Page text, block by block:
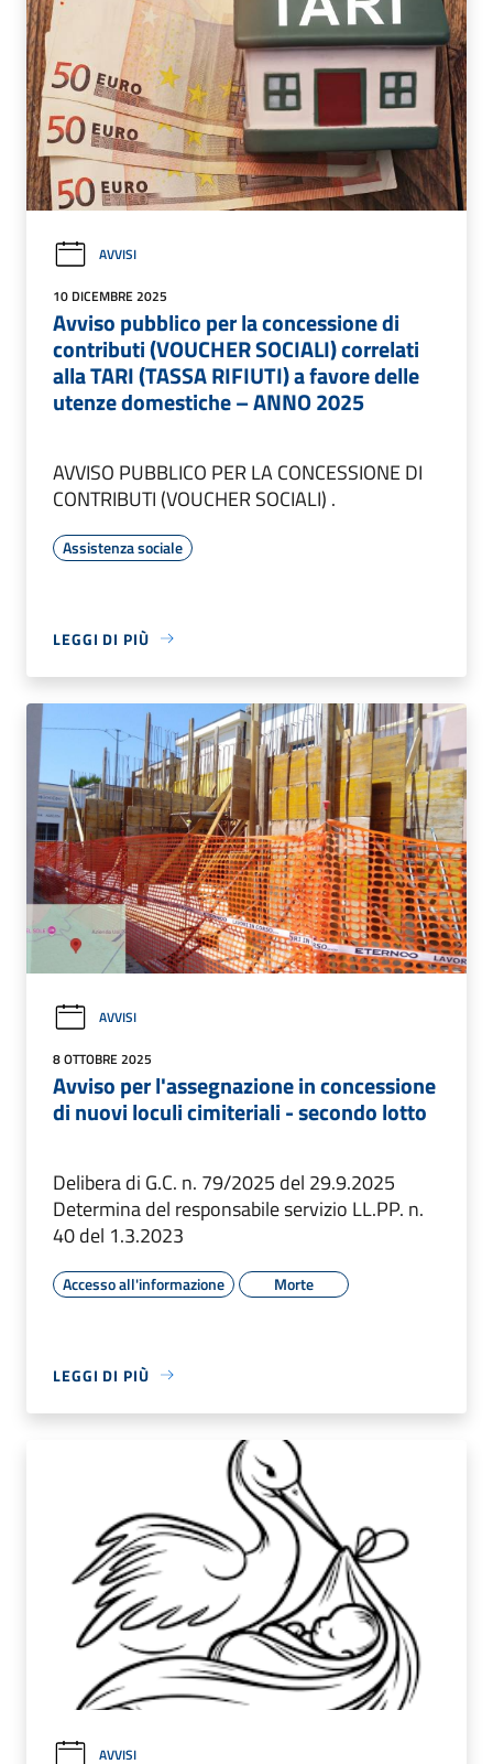
AVVISI
10 DICEMBRE 2025
Avviso pubblico per la concessione di
contributi (VOUCHER SOCIALI) correlati
alla TARI (TASSA RIFIUTI) a favore delle
utenze domestiche – ANNO 2025
AVVISO PUBBLICO PER LA CONCESSIONE DI
CONTRIBUTI (VOUCHER SOCIALI) .
Assistenza sociale
LEGGI DI PIÙ
AVVISI
8 OTTOBRE 2025
Avviso per l'assegnazione in concessione
di nuovi loculi cimiteriali - secondo lotto
Delibera di G.C. n. 79/2025 del 29.9.2025
Determina del responsabile servizio LL.PP. n.
40 del 1.3.2023
Accesso all'informazione Morte
LEGGI DI PIÙ
AVVISI